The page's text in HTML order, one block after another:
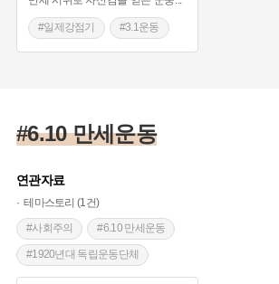
#일제강점기 #3.1운동
#남해 #동학농민운동
#6.10 만세운동
연관자료
테마스토리 (1건)
#사회주의
#6.10 만세운동
#1920년대 독립운동단체